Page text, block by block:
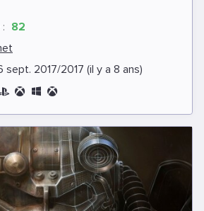
82
sept. 2017/2017 (il y a 8 ans)